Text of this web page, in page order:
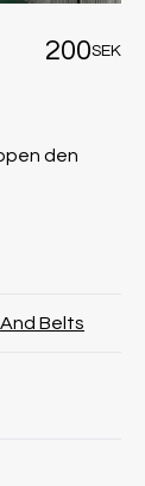
200SEK
den
Belts